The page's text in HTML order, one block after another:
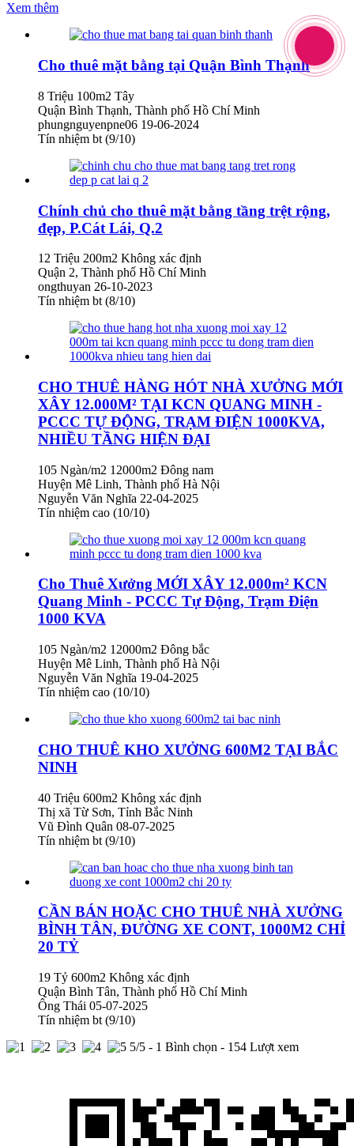
Xem thêm
Cho thuê mặt bằng tại Quận Bình Thạnh
8 Triệu 100m2 Tây
Quận Bình Thạnh, Thành phố Hồ Chí Minh
phungnguyenpne06 19-06-2024
Tín nhiệm bt (9/10)
Chính chủ cho thuê mặt bằng tầng trệt rộng,
đẹp, P.Cát Lái, Q.2
12 Triệu 200m2 Không xác định
Quận 2, Thành phố Hồ Chí Minh
ongthuyan 26-10-2023
Tín nhiệm bt (8/10)
CHO THUÊ HÀNG HÓT NHÀ XƯỞNG MỚI
XÂY 12.000M² TẠI KCN QUANG MINH -
PCCC TỰ ĐỘNG, TRẠM ĐIỆN 1000KVA,
NHIỀU TẦNG HIỆN ĐẠI
105 Ngàn/m2 12000m2 Đông nam
Huyện Mê Linh, Thành phố Hà Nội
Nguyễn Văn Nghĩa 22-04-2025
Tín nhiệm cao (10/10)
Cho Thuê Xưởng MỚI XÂY 12.000m² KCN
Quang Minh - PCCC Tự Động, Trạm Điện
1000 KVA
105 Ngàn/m2 12000m2 Đông bắc
Huyện Mê Linh, Thành phố Hà Nội
Nguyễn Văn Nghĩa 19-04-2025
Tín nhiệm cao (10/10)
CHO THUÊ KHO XƯỞNG 600M2 TẠI BẮC
NINH
40 Triệu 600m2 Không xác định
Thị xã Từ Sơn, Tỉnh Bắc Ninh
Vũ Đình Quân 08-07-2025
Tín nhiệm bt (9/10)
CẦN BÁN HOẶC CHO THUÊ NHÀ XƯỞNG
BÌNH TÂN, ĐƯỜNG XE CONT, 1000M2 CHỈ
20 TỶ
19 Tỷ 600m2 Không xác định
Quận Bình Tân, Thành phố Hồ Chí Minh
Ông Thái 05-07-2025
Tín nhiệm bt (9/10)
5/5 - 1 Bình chọn - 154 Lượt xem